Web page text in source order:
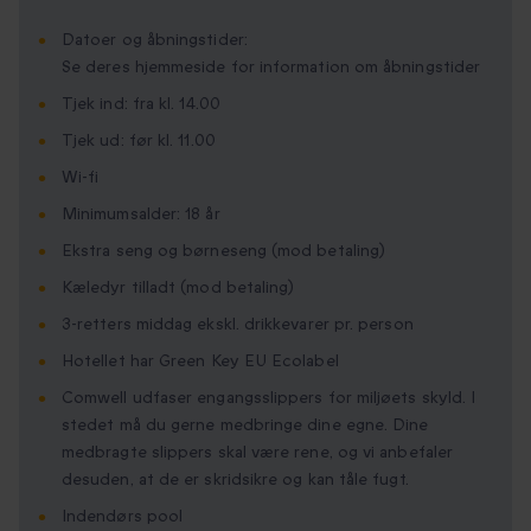
Datoer og åbningstider:
Se deres hjemmeside for information om åbningstider
Tjek ind: fra kl. 14.00
Tjek ud: før kl. 11.00
Wi-fi
Minimumsalder: 18 år
Ekstra seng og børneseng (mod betaling)
Kæledyr tilladt (mod betaling)
3-retters middag ekskl. drikkevarer pr. person
Hotellet har Green Key EU Ecolabel
Comwell udfaser engangsslippers for miljøets skyld. I
stedet må du gerne medbringe dine egne. Dine
medbragte slippers skal være rene, og vi anbefaler
desuden, at de er skridsikre og kan tåle fugt.
Indendørs pool